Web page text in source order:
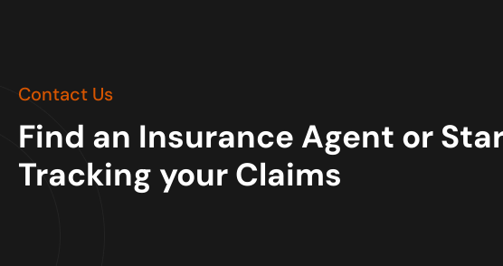
Contact Us
Find an Insurance Agent or
Tracking your Claims